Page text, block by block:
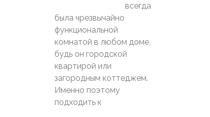
всегда
была чрезвычайно
функциональной
комнатой в любом доме,
будь он городской
квартирой или
загородным коттеджем.
Именно поэтому
подходить к